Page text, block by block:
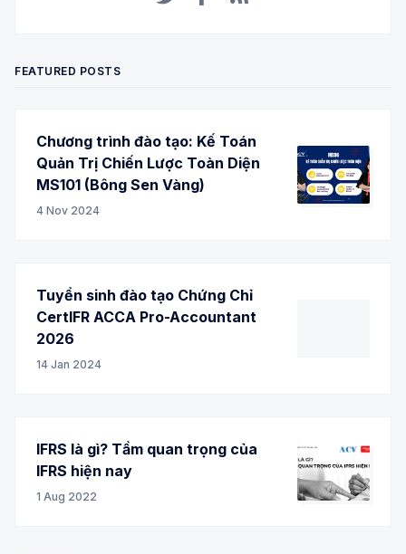
FEATURED POSTS
Chương trình đào tạo: Kế Toán
Quản Trị Chiến Lược Toàn Diện
MS101 (Bông Sen Vàng)
4 Nov 2024
Tuyển sinh đào tạo Chứng Chỉ
CertIFR ACCA Pro-Accountant
2026
14 Jan 2024
IFRS là gì? Tầm quan trọng của
IFRS hiện nay
1 Aug 2022